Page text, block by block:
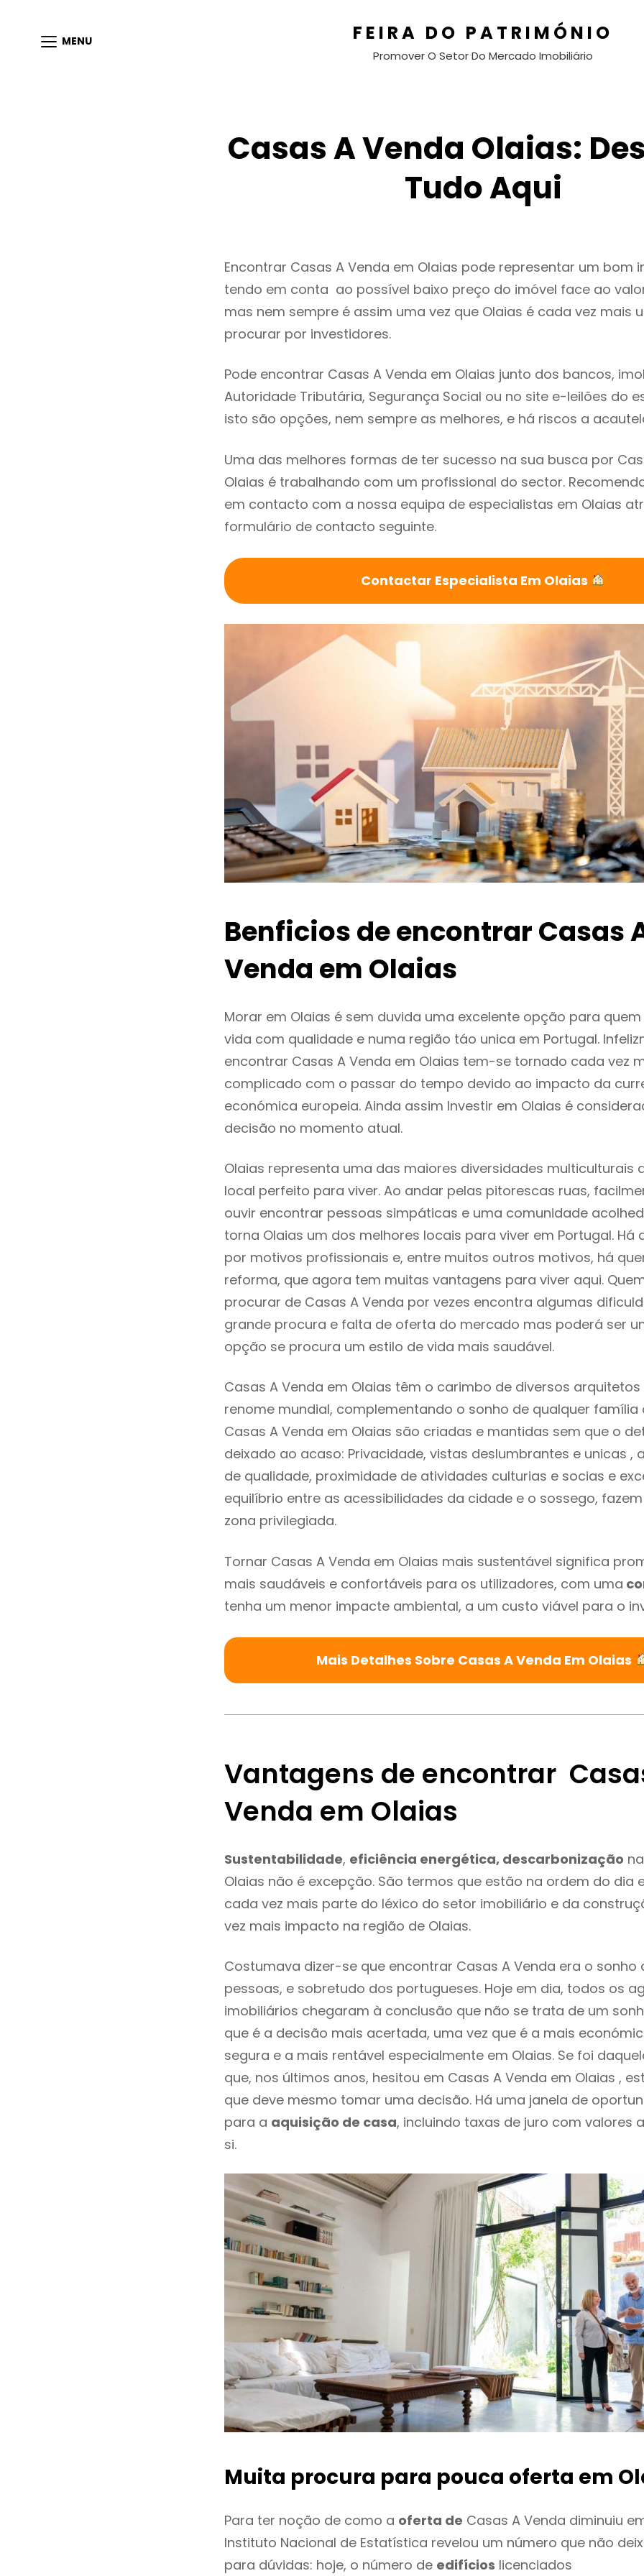
MENU FEIRA DO PATRIMÓNIO
Promover O Setor Do Mercado Imobiliário
Casas A Venda Olaias:
Tudo Aqui
Encontrar Casas A Venda em Olaias pode representar um bom
tendo em conta ao possível baixo preço do imóvel face ao
mas nem sempre é assim uma vez que Olaias é cada vez mais
procurar por investidores.
Pode encontrar Casas A Venda em Olaias junto dos bancos,
Autoridade Tributária, Segurança Social ou no site e-leilões do
isto são opções, nem sempre as melhores, e há riscos a
Uma das melhores formas de ter sucesso na sua busca por
Olaias é trabalhando com um profissional do sector.
em contacto com a nossa equipa de especialistas em Olaias
formulário de contacto seguinte.
Contactar Especialista Em Olaias
Benficios de encontrar Casas
Venda em Olaias
Morar em Olaias é sem duvida uma excelente opção para
vida com qualidade e numa região táo unica em Portugal.
encontrar Casas A Venda em Olaias tem-se tornado cada vez
complicado com o passar do tempo devido ao impacto da
económica europeia. Ainda assim Investir em Olaias é
decisão no momento atual.
Olaias representa uma das maiores diversidades multiculturais
local perfeito para viver. Ao andar pelas pitorescas ruas,
ouvir encontrar pessoas simpáticas e uma comunidade
torna Olaias um dos melhores locais para viver em Portugal. Há
por motivos profissionais e, entre muitos outros motivos, há
reforma, que agora tem muitas vantagens para viver aqui.
procurar de Casas A Venda por vezes encontra algumas
grande procura e falta de oferta do mercado mas poderá ser
opção se procura um estilo de vida mais saudável.
Casas A Venda em Olaias têm o carimbo de diversos
renome mundial, complementando o sonho de qualquer família
Casas A Venda em Olaias são criadas e mantidas sem que o
deixado ao acaso: Privacidade, vistas deslumbrantes e unicas ,
de qualidade, proximidade de atividades culturias e socias e
equilíbrio entre as acessibilidades da cidade e o sossego,
zona privilegiada.
Tornar Casas A Venda em Olaias mais sustentável significa
mais saudáveis e confortáveis para os utilizadores, com uma
tenha um menor impacte ambiental, a um custo viável para o
Mais Detalhes Sobre Casas A Venda Em Olaias
Vantagens de encontrar
Venda em Olaias
Sustentabilidade, eficiência energética, descarbonização
Olaias não é excepção. São termos que estão na ordem do dia
cada vez mais parte do léxico do setor imobiliário e da
vez mais impacto na região de Olaias.
Costumava dizer-se que encontrar Casas A Venda era o sonho
pessoas, e sobretudo dos portugueses. Hoje em dia, todos os
imobiliários chegaram à conclusão que não se trata de um
que é a decisão mais acertada, uma vez que é a mais
segura e a mais rentável especialmente em Olaias. Se foi
que, nos últimos anos, hesitou em Casas A Venda em Olaias ,
que deve mesmo tomar uma decisão. Há uma janela de
para a aquisição de casa, incluindo taxas de juro com valores
si.
Muita procura para pouca oferta em
Para ter noção de como a oferta de Casas A Venda diminuiu
Instituto Nacional de Estatística revelou um número que não
para dúvidas: hoje, o número de edifícios licenciados